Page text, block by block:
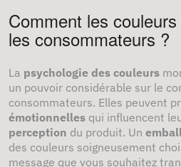
Comment les
les consommateurs ?
La psychologie des couleurs
un pouvoir considérable sur le
consommateurs. Elles peuvent
émotionnelles qui influencent
perception du produit. Un
des couleurs soigneusement
message que vous souhaitez